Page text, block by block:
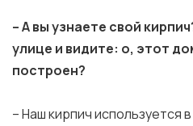
– А вы узнаете свой
улице и видите: о, этот
построен?
– Наш кирпич используется